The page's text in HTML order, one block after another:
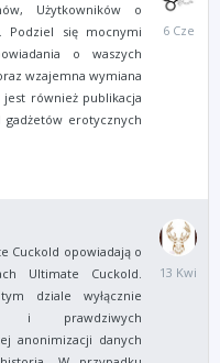
Użytkowników o
Podziel się mocnymi
o waszych
wzajemna wymiana
również publikacja
gadżetów erotycznych
6
Cuckold opowiadają o
Ultimate Cuckold.
dziale wyłącznie
i prawdziwych
anonimizacji danych
13